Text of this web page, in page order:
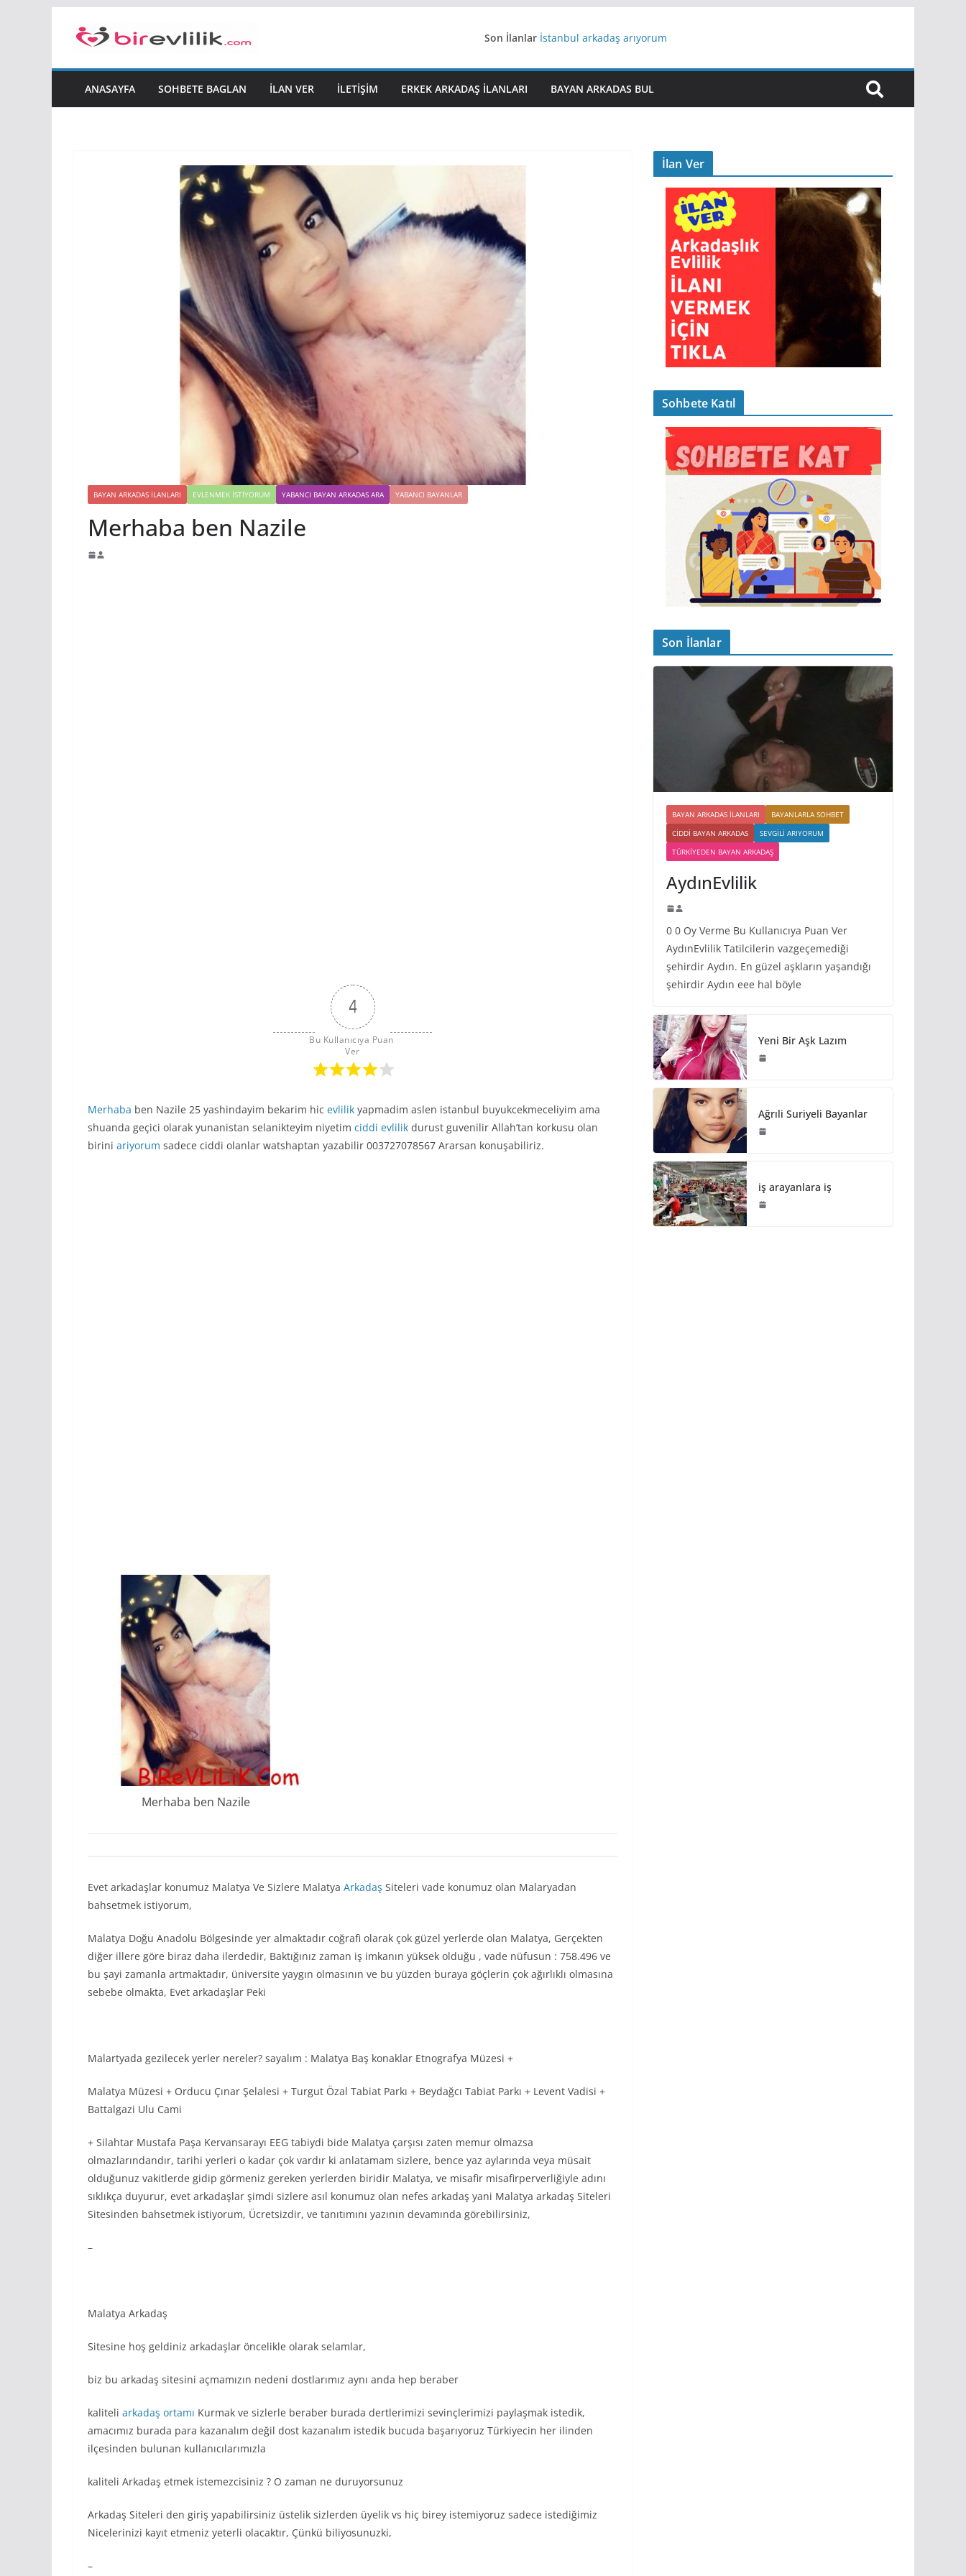
Son İlanlar İstanbul arkadaş arıyorum
Yeni Bir Aşk Lazım
iş arayanlara iş
ANASAYFA SOHBETE BAGLAN İLAN VER İLETIŞIM ERKEK ARKADAŞ ILANLARI BAYAN ARKADAS BUL
BAYAN ARKADAS ILANLARI EVLENMEK İSTIYORUM YABANCI BAYAN ARKADAS ARA YABANCI BAYANLAR
Merhaba ben Nazile
4
Bu Kullanıcıya Puan
Ver
Merhaba ben Nazile 25 yashindayim bekarim hic evlilik yapmadim aslen istanbul buyukcekmeceliyim ama
shuanda geçici olarak yunanistan selanikteyim niyetim ciddi evlilik durust guvenilir Allah’tan korkusu olan
birini ariyorum sadece ciddi olanlar watshaptan yazabilir 003727078567 Ararsan konuşabiliriz.
Merhaba ben Nazile
Evet arkadaşlar konumuz Malatya Ve Sizlere Malatya Arkadaş Siteleri vade konumuz olan Malaryadan
bahsetmek istiyorum,
Malatya Doğu Anadolu Bölgesinde yer almaktadır coğrafi olarak çok güzel yerlerde olan Malatya, Gerçekten
diğer illere göre biraz daha ilerdedir, Baktığınız zaman iş imkanın yüksek olduğu , vade nüfusun : 758.496 ve
bu şayi zamanla artmaktadır, üniversite yaygın olmasının ve bu yüzden buraya göçlerin çok ağırlıklı olmasına
sebebe olmakta, Evet arkadaşlar Peki
Malartyada gezilecek yerler nereler? sayalım : Malatya Baş konaklar Etnografya Müzesi +
Malatya Müzesi + Orducu Çınar Şelalesi + Turgut Özal Tabiat Parkı + Beydağcı Tabiat Parkı + Levent Vadisi +
Battalgazi Ulu Cami
+ Silahtar Mustafa Paşa Kervansarayı EEG tabiydi bide Malatya çarşısı zaten memur olmazsa
olmazlarındandır, tarihi yerleri o kadar çok vardır ki anlatamam sizlere, bence yaz aylarında veya müsait
olduğunuz vakitlerde gidip görmeniz gereken yerlerden biridir Malatya, ve misafir misafirperverliğiyle adını
sıklıkça duyurur, evet arkadaşlar şimdi sizlere asıl konumuz olan nefes arkadaş yani Malatya arkadaş Siteleri
Sitesinden bahsetmek istiyorum, Ücretsizdir, ve tanıtımını yazının devamında görebilirsiniz,
–
Malatya Arkadaş
Sitesine hoş geldiniz arkadaşlar öncelikle olarak selamlar,
biz bu arkadaş sitesini açmamızın nedeni dostlarımız aynı anda hep beraber
kaliteli arkadaş ortamı Kurmak ve sizlerle beraber burada dertlerimizi sevinçlerimizi paylaşmak istedik,
amacımız burada para kazanalım değil dost kazanalım istedik bucuda başarıyoruz Türkiyecin her ilinden
ilçesinden bulunan kullanıcılarımızla
kaliteli Arkadaş etmek istemezcisiniz ? O zaman ne duruyorsunuz
Arkadaş Siteleri den giriş yapabilirsiniz üstelik sizlerden üyelik vs hiç birey istemiyoruz sadece istediğimiz
Nicelerinizi kayıt etmeniz yeterli olacaktır, Çünkü biliyosunuzki,
–
İlan Ver
Sohbete Katıl
Son İlanlar
BAYAN ARKADAS ILANLARI
BAYANLARLA SOHBET
CIDDI BAYAN ARKADAS
SEVGILI ARIYORUM
TÜRKIYEDEN BAYAN ARKADAŞ
AydınEvlilik
0 0 Oy Verme Bu Kullanıcıya Puan Ver
AydınEvlilik Tatilcilerin vazgeçemediği
şehirdir Aydın. En güzel aşkların yaşandığı
şehirdir Aydın eee hal böyle
Yeni Bir Aşk Lazım
Ağrıli Suriyeli Bayanlar
iş arayanlara iş